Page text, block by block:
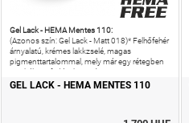
Gel Lack - HEMA Mentes 110:
(Azonos szín: Gel Lack - Matt 018)* Felhőfehér
árnyalatú, krémes lakkzselé, magas
pigmenttartalommal, mely már egy rétegben
is tökéletes fedést biztosít.
GEL LACK - HEMA MENTES 110